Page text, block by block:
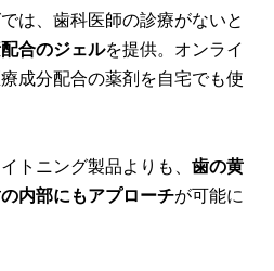
は、歯科医師の診療がないと
合のジェルを提供。オンライ
成分配合の薬剤を自宅でも使
トニング製品よりも、 歯の黄
内部にもアプローチが可能に